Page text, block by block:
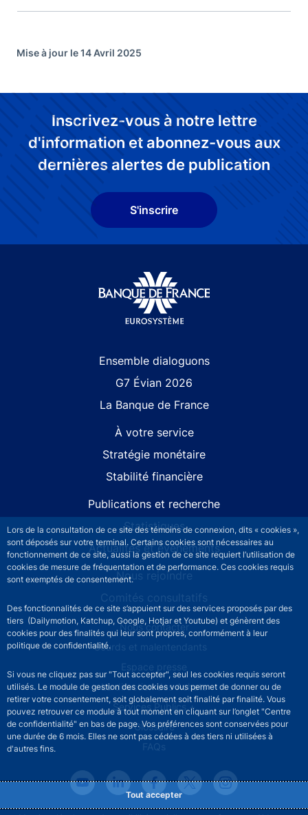
Lors de la consultation de ce site des témoins de connexion, dits « cookies »,
sont déposés sur votre terminal. Certains cookies sont nécessaires au
fonctionnement de ce site, aussi la gestion de ce site requiert l’utilisation de
cookies de mesure de fréquentation et de performance. Ces cookies requis
sont exemptés de consentement.
Des fonctionnalités de ce site s’appuient sur des services proposés par des
tiers (Dailymotion, Katchup, Google, Hotjar et Youtube) et génèrent des
cookies pour des finalités qui leur sont propres, conformément à leur
politique de confidentialité.
Si vous ne cliquez pas sur "Tout accepter", seul les cookies requis seront
utilisés. Le module de gestion des cookies vous permet de donner ou de
retirer votre consentement, soit globalement soit finalité par finalité. Vous
pouvez retrouver ce module à tout moment en cliquant sur l’onglet "Centre
de confidentialité" en bas de page. Vos préférences sont conservées pour
une durée de 6 mois. Elles ne sont pas cédées à des tiers ni utilisées à
d'autres fins.
Tout accepter
Mise à jour le 14 Avril 2025
Inscrivez-vous à notre lettre
d'information et abonnez-vous aux
dernières alertes de publication
S'inscrire
Ensemble dialoguons
G7 Évian 2026
La Banque de France
À votre service
Stratégie monétaire
Stabilité financière
Publications et recherche
Statistiques
Actualités et événements
Nous rejoindre
Comités consultatifs
Footer secondary menuNous contacter
Sourds et malentendants
Espace presse
La direction des Achats
Services Publics +
Glossaire
FAQs